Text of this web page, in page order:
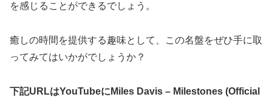
を感じることができるでしょう。
癒しの時間を提供する趣味として、この名盤をぜひ手に取
ってみてはいかがでしょうか？
下記URLはYouTubeにMiles Davis – Milestones (Official